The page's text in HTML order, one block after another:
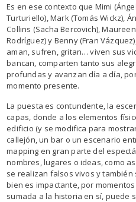
Es en ese contexto que Mimi
Turturiello), Mark (Tomás Wickz),
Collins (Sacha Bercovich),
Rodríguez) y Benny (Fran
aman, sufren, gritan… viven sus
bancan, comparten tanto sus
profundas y avanzan día a día,
momento presente.
La puesta es contundente, la
capas, donde a los elementos
edificio (y se modifica para
callejón, un bar o un escenario
mapping en gran parte del
nombres, lugares o ideas, como
se realizan falsos vivos y también
bien es impactante, por
sumada a la historia en sí, puede